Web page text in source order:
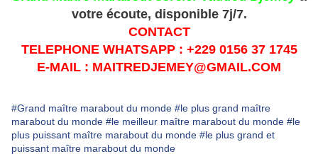
votre écoute, disponible 7j/7.
CONTACT
TELEPHONE WHATSAPP : +229 0156 37 1745
E-MAIL : MAITREDJEMEY@GMAIL.COM
#Grand maître marabout du monde #le plus grand maître
marabout du monde #le meilleur maître marabout du monde #le
plus puissant maître marabout du monde #le plus grand et
puissant maître marabout du monde